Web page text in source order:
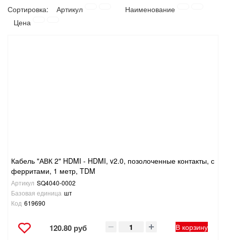
НАСОСНОЕ ОБОРУДОВАНИЕ
СТРЕМЯНКИ,ЛЕСТНИЦЫ
СТРОИТЕЛЬНЫЕ И ОТДЕЛОЧНЫЕ МАТЕРИАЛЫ
ТОВАРЫ ДЛЯ ДОМА
Сортировка: Артикул
Наименование
Цена
Кабель "АВК 2" HDMI - HDMI, v2.0, позолоченные контакты, с
ферритами, 1 метр, TDM
Артикул SQ4040-0002
Базовая единица шт
Код 619690
120.80 руб В корзину